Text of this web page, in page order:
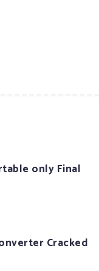
only Final
Cracked